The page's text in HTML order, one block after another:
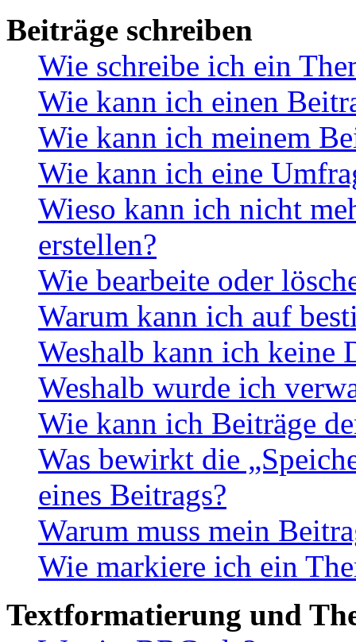
Beiträge schreiben
Wie schreibe ich ein
Wie kann ich einen
Wie kann ich meinem
Wie kann ich eine
Wieso kann ich nicht
erstellen?
Wie bearbeite oder
Warum kann ich auf
Weshalb kann ich keine
Weshalb wurde ich
Wie kann ich Beiträge
Was bewirkt die
eines Beitrags?
Warum muss mein
Wie markiere ich ein
Textformatierung und